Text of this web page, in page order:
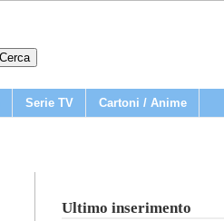
Serie TV Cartoni / Anime
Ultimo inserimento